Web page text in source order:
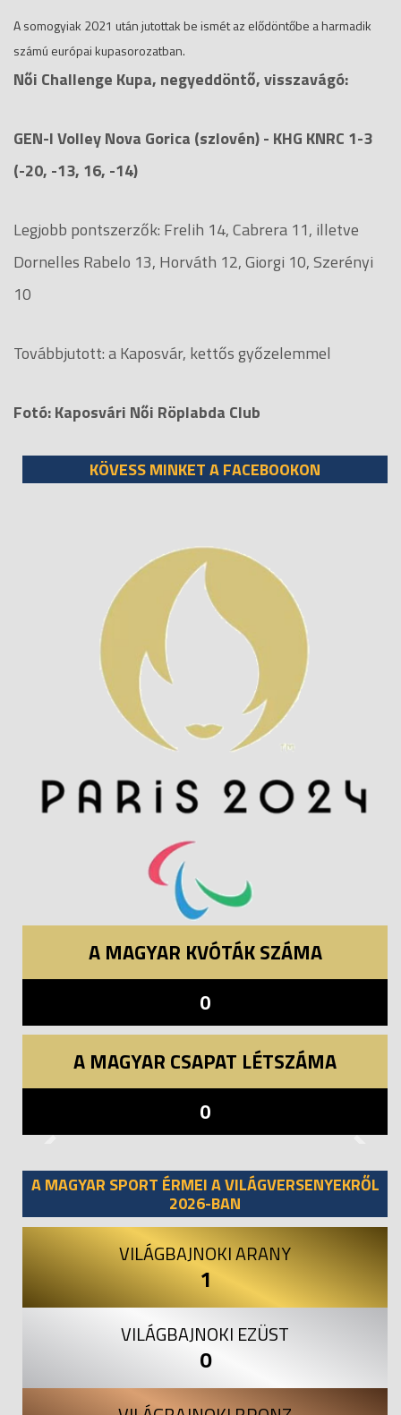
A somogyiak 2021 után jutottak be ismét az elődöntőbe a harmadik
számú európai kupasorozatban.
Női Challenge Kupa, negyeddöntő, visszavágó:
GEN-I Volley Nova Gorica (szlovén) - KHG KNRC 1-3
(-20, -13, 16, -14)
Legjobb pontszerzők: Frelih 14, Cabrera 11, illetve
Dornelles Rabelo 13, Horváth 12, Giorgi 10, Szerényi
10
Továbbjutott: a Kaposvár, kettős győzelemmel
Fotó: Kaposvári Női Röplabda Club
KÖVESS MINKET A FACEBOOKON
A MAGYAR KVÓTÁK SZÁMA
0
A MAGYAR CSAPAT LÉTSZÁMA
0
A MAGYAR SPORT ÉRMEI A VILÁGVERSENYEKRŐL
2026-BAN
VILÁGBAJNOKI ARANY
1
VILÁGBAJNOKI EZÜST
0